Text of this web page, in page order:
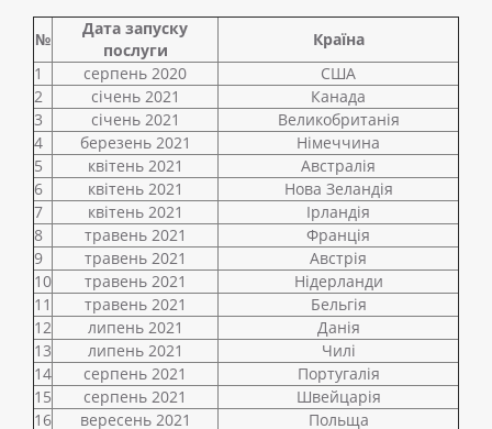
№
Дата запуску
послуги
Країна
1
серпень 2020
США
2
січень 2021
Канада
3
січень 2021
Великобританія
4
березень 2021
Німеччина
5
квітень 2021
Австралія
6
квітень 2021
Нова Зеландія
7
квітень 2021
Ірландія
8
травень 2021
Франція
9
травень 2021
Австрія
10
травень 2021
Нідерланди
11
травень 2021
Бельгія
12
липень 2021
Данія
13
липень 2021
Чилі
14
серпень 2021
Португалія
15
серпень 2021
Швейцарія
16
вересень 2021
Польща